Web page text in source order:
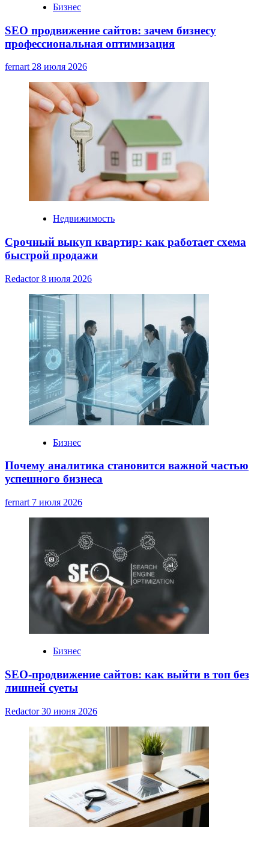
Бизнес
SEO продвижение сайтов: зачем бизнесу
профессиональная оптимизация
fernart 28 июля 2026
Недвижимость
Срочный выкуп квартир: как работает схема
быстрой продажи
Redactor8 июля 2026
Бизнес
Почему аналитика становится важной частью
успешного бизнеса
fernart 7 июля 2026
Бизнес
SEO-продвижение сайтов: как выйти в топ без
лишней суеты
Redactor30 июня 2026